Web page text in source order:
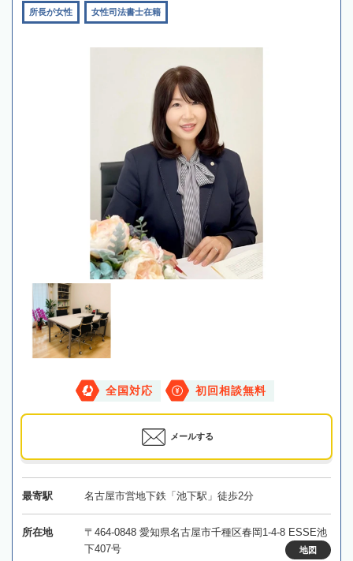
所長が女性 女性司法書士在籍
全国対応 初回相談無料
メールする
最寄駅 名古屋市営地下鉄「池下駅」徒歩2分
所在地
〒464-0848 愛知県名古屋市千種区春岡1-4-8 ESSE池
下407号
地図